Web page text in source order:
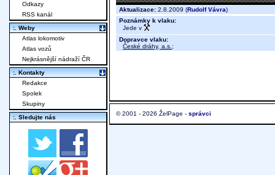
Aktualizace: 2.8.2009 (Rudolf Vávra)
Poznámky k vlaku:
Jede v
Dopravce vlaku:
České dráhy, a.s. ;
© 2001 - 2026 ŽelPage - správci
Odkazy
RSS kanál
:. Weby
Atlas lokomotiv
Atlas vozů
Nejkrásnější nádraží ČR
:. Kontakty
Redakce
Spolek
Skupiny
:. Sledujte nás